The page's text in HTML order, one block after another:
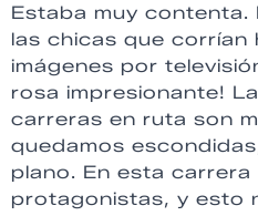
Estaba muy contenta.
las chicas que corrían
imágenes por
rosa impresionante!
carreras en ruta son
quedamos
plano. En esta
protagonistas, y esto